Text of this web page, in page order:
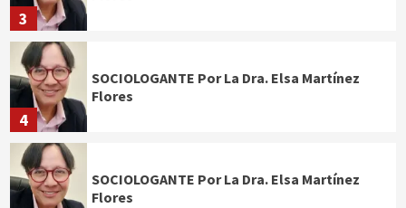
3
4
SOCIOLOGANTE Por La Dra. Elsa Martínez
Flores
SOCIOLOGANTE Por La Dra. Elsa Martínez
Flores